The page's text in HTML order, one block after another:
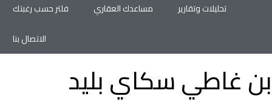
فلتر حسب رغبتك
مساعدك العقاري
تحليلات وتقارير
الاتصال بنا
بن غاطي سكاي بليد